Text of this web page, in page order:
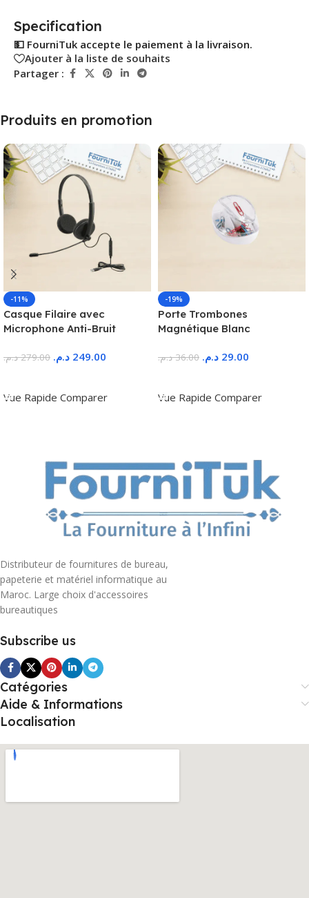
Specification
💵 FourniTuk accepte le paiement à la livraison.
Ajouter à la liste de souhaits
Partager :
Produits en promotion
-11%
Casque Filaire avec
Microphone Anti-Bruit
279.00 د.م. 249.00 د.م.
Vue Rapide Comparer
-19%
Porte Trombones
Magnétique Blanc
36.00 د.م. 29.00 د.م.
Vue Rapide Comparer
Distributeur de fournitures de bureau,
papeterie et matériel informatique au
Maroc. Large choix d'accessoires
bureautiques
Subscribe us
Catégories
Aide & Informations
Localisation